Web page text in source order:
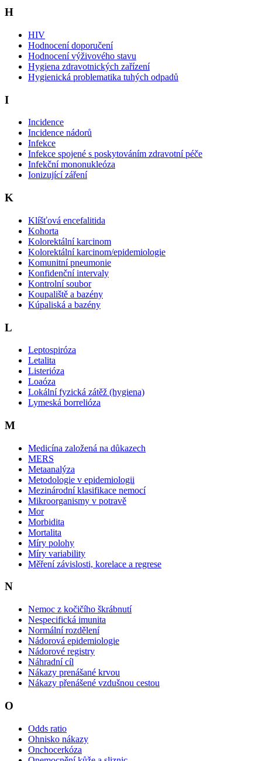
H
HIV
Hodnocení doporučení
Hodnocení výživového stavu
Hygiena zdravotnických zařízení
Hygienická problematika tuhých odpadů
I
Incidence
Incidence nádorů
Infekce
Infekce spojené s poskytováním zdravotní péče
Infekční mononukleóza
Ionizující záření
K
Klíšťová encefalitida
Kohorta
Kolorektální karcinom
Kolorektální karcinom/epidemiologie
Komunitní pneumonie
Konfidenční intervaly
Kontrolní soubor
Koupaliště a bazény
Kúpaliská a bazény
L
Leptospiróza
Letalita
Listerióza
Loaóza
Lokální fyzická zátěž (hygiena)
Lymeská borrelióza
M
Medicína založená na důkazech
MERS
Metaanalýza
Metodologie v epidemiologii
Mezinárodní klasifikace nemocí
Mikroorganismy v potravě
Mor
Morbidita
Mortalita
Míry polohy
Míry variability
Měření závislosti, korelace a regrese
N
Nemoc z kočičího škrábnutí
Nespecifická imunita
Normální rozdělení
Nádorová epidemiologie
Nádorové registry
Náhradní cíl
Nákazy prenášané krvou
Nákazy přenášené vzdušnou cestou
O
Odds ratio
Ohnisko nákazy
Onchocerkóza